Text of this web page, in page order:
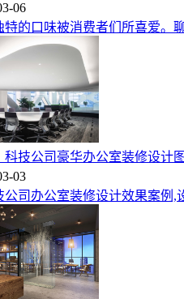
06
特的口味被消费者们所喜爱。
科技公司豪华办公室装修设计
03
公司办公室装修设计效果案例